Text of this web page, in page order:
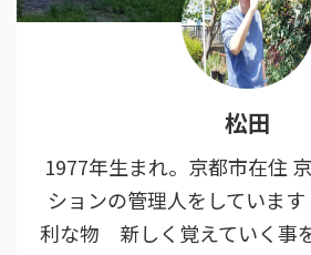
松田
1977年生まれ。京都市在住
ションの管理人をしていま
利な物 新しく覚えていく事